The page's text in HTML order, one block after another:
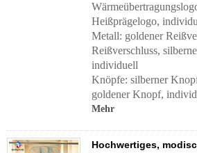
Heißprägelogo,
Metall: goldener
Reißverschluss,
individuell
Knöpfe: silberner
goldener Knopf,
Mehr
Hochwertiges,